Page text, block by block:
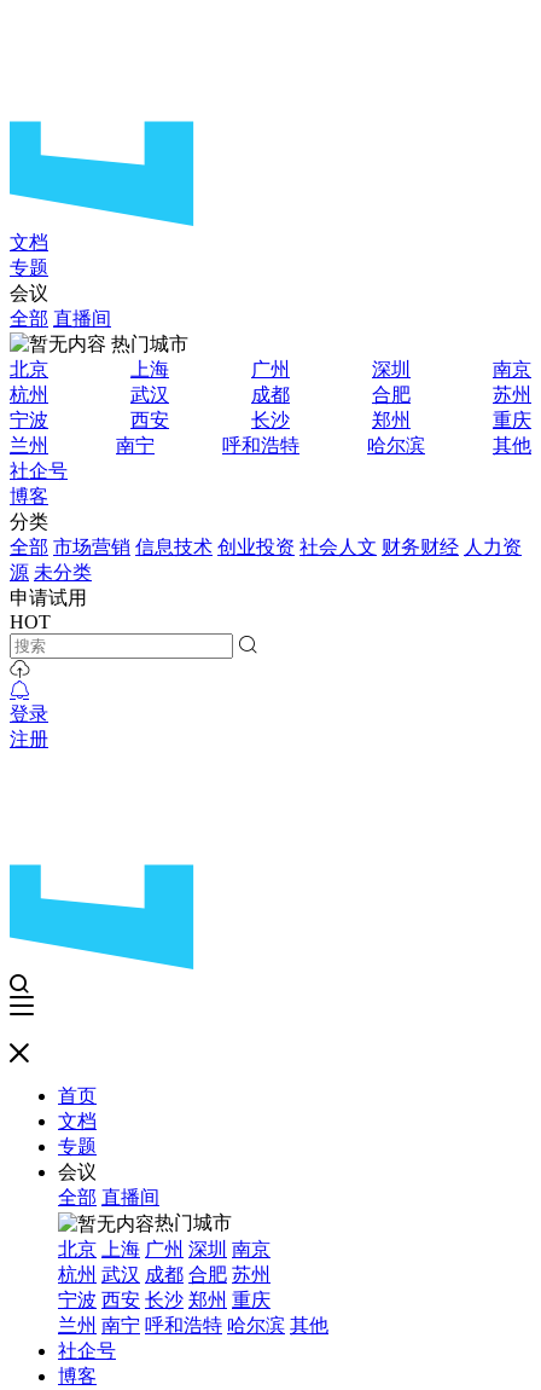
文档
专题
会议
全部 直播间
热门城市
北京
上海 广州 深圳
南京
杭州
武汉 成都 合肥
苏州
宁波
西安 长沙 郑州
重庆
兰州
南宁 呼和浩特 哈尔滨
其他
社企号
博客
分类
全部 市场营销 信息技术 创业投资 社会人文 财务财经 人力资
源 未分类
申请试用
HOT
登录
注册
首页
文档
专题
会议
全部 直播间
热门城市
北京
上海 广州 深圳 南京
杭州 武汉 成都 合肥 苏州
宁波 西安 长沙 郑州 重庆
兰州 南宁 呼和浩特 哈尔滨 其他
社企号
博客